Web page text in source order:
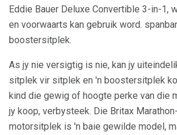
Eddie Bauer Deluxe Convertible 3-in-1,
en voorwaarts kan gebruik word.
boostersitplek.
As jy nie versigtig is nie, kan jy
sitplek vir sitplek en 'n boostersitplek
kind die gewig of hoogte perke van die
jy koop, verbysteek. Die Britax
motorsitplek is 'n baie gewilde model,